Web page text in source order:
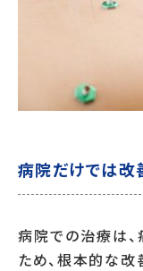
病院だけでは改
病院での治療は
ため、根本的な改